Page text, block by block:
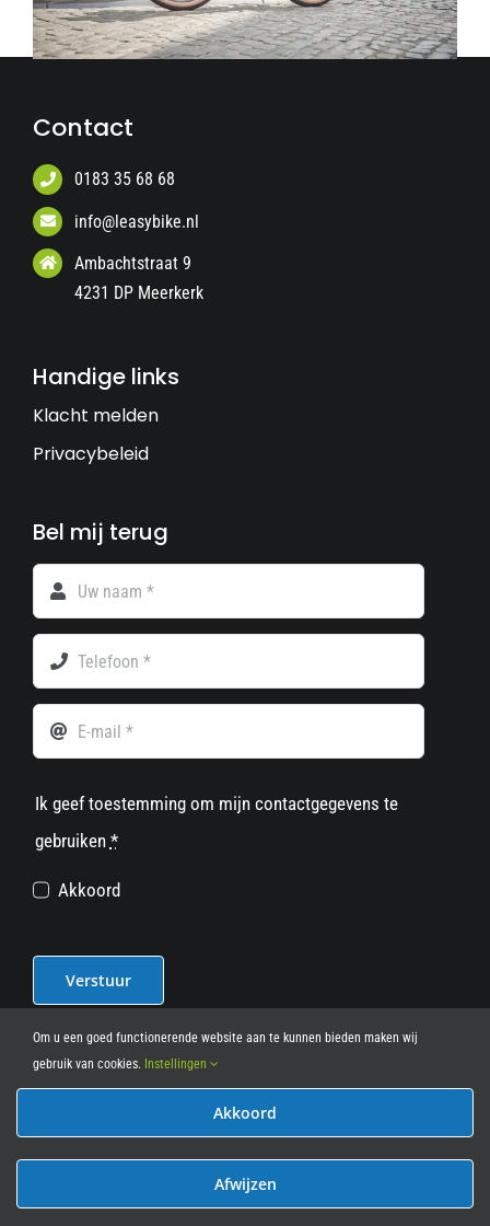
Contact
0183 35 68 68
info@leasybike.nl
Ambachtstraat 9
4231 DP Meerkerk
Handige links
Klacht melden
Privacybeleid
Bel mij terug
Ik geef toestemming om mijn contactgegevens te
gebruiken *
Akkoord
Verstuur
© 2012 - 2026• Leasy Bike • All Rights Reserved • powered
Om u een goed functionerende website aan te kunnen bieden maken wij
gebruik van cookies. Instellingen
Akkoord
Afwijzen